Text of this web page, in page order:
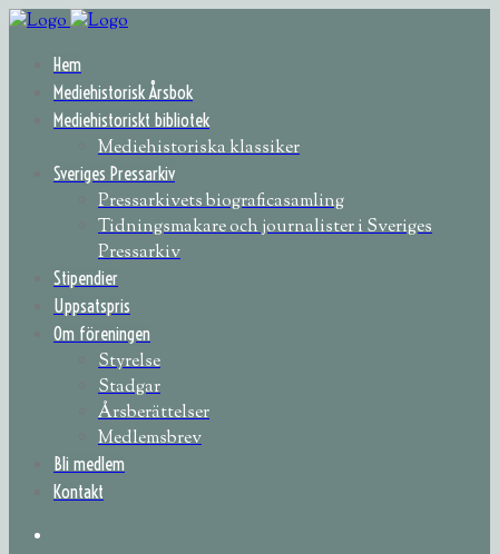
Hem
Mediehistorisk Årsbok
Mediehistoriskt bibliotek
Mediehistoriska klassiker
Sveriges Pressarkiv
Pressarkivets biograficasamling
Tidningsmakare och journalister i Sveriges
Pressarkiv
Stipendier
Uppsatspris
Om föreningen
Styrelse
Stadgar
Årsberättelser
Medlemsbrev
Bli medlem
Kontakt